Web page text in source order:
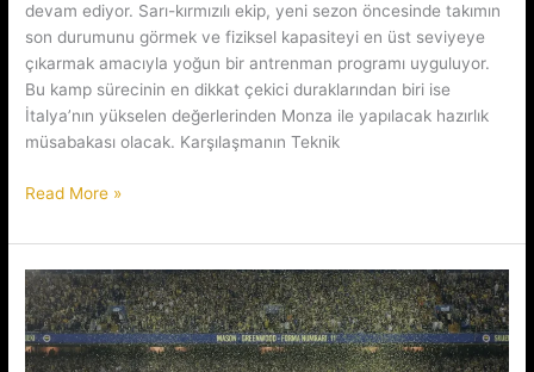
devam ediyor. Sarı-kırmızılı ekip, yeni sezon öncesinde takımın
son durumunu görmek ve fiziksel kapasiteyi en üst seviyeye
çıkarmak amacıyla yoğun bir antrenman programı uyguluyor.
Bu kamp sürecinin en dikkat çekici duraklarından biri ise
İtalya’nın yükselen değerlerinden Monza ile yapılacak hazırlık
müsabakası olacak. Karşılaşmanın Teknik
Cimbom
Kampında
Monza
ile
Kozlarını
Paylaşıyor
Read More »